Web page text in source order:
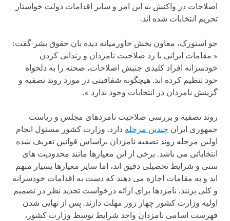
اصلاحات در واکنش به این امر و سایر اقدامات دولت خواستار
تحریم انتخابات شده اند.
جو استورک، معاون بخش خاورمیانه دیده بان حقوق بشر گفت:
« مقامات ایرانی با رد صلاحیت نامزدان و زندانی کردن
خودسرانه افراد کلیدی جنبش اصلاحات، صحنه را به دلخواه
خود تنظیم کرده اند. هیچ‏گونه شفافیتی در مورد روند تصفیه و
گزینش نامزدان در انتخابات وجود ندارد ».
روند تصفیه و بررسی صلاحیت نامزدهای مجلس و ریاست
جمهوری ایران چندین مرحله دارد. وزارت کشور مسئول انجام
اولین مرحله روند تصفیه نامزدان براساس قوانین تعریف شده
انتخاباتی می باشد. برخی از این معیارها مانند محدودیت های
سنی و شرایط تحصیلی دقیق اند، اما سایر معیارها بسیار مبهم
اند و به مقامات اجازه می دهند که دست به اقدامات خودسرانه
و کلی بزنند. نامزدها برای ارائه درخواست تجدید نظر در تصمیم
اولیه وزارت کشور چهار روز مهلت دارند. پس از نهایی شدن
فهرست اسامی نامزدان واجد شرایط توسط وزارت کشور،